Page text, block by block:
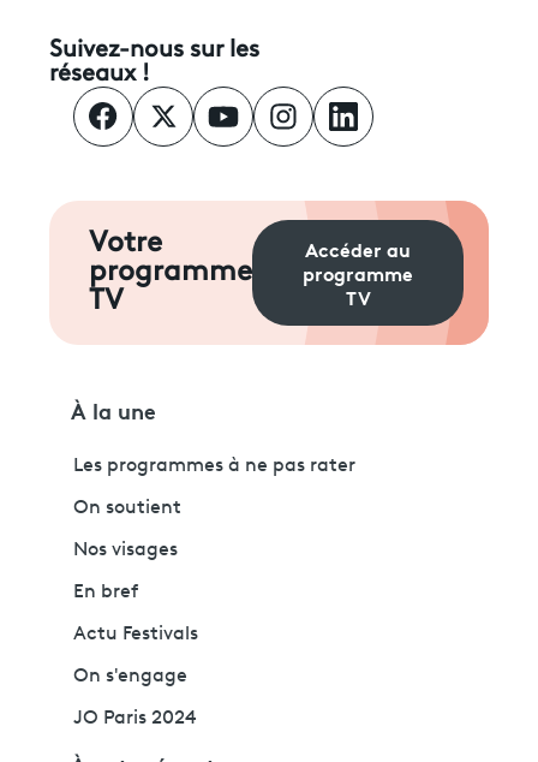
Suivez-nous sur les
réseaux !
Votre
programme
TV
Accéder au
programme
TV
À la une
Les programmes à ne pas rater
On soutient
Nos visages
En bref
Actu Festivals
On s'engage
JO Paris 2024